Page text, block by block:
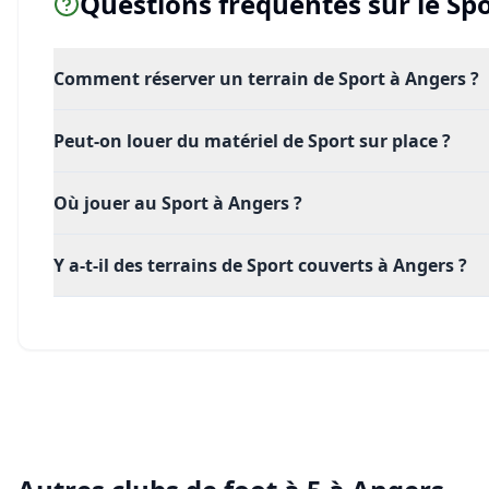
Comment réserver un terrain de Sport à Angers ?
Peut-on louer du matériel de Sport sur place ?
Où jouer au Sport à Angers ?
Y a-t-il des terrains de Sport couverts à Angers ?